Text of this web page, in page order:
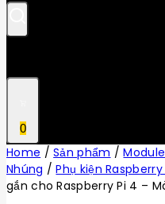
0
Home / Sản phẩm / Module
Nhúng / Phụ kiện Raspberry
gắn cho Raspberry Pi 4 –